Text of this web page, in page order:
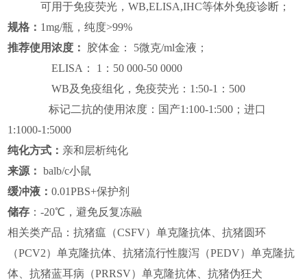
可用于免疫荧光，WB,ELISA,IHC等体外免疫诊断 ；
规格： 1mg/瓶 ，纯度>99%
推荐使用浓度 ： 胶体金：
5微克/ml金液；
ELISA ：
1：50 000-50 0000
WB及免疫组化，免疫荧光：1:50-1：500
标记二抗的使用浓度：国产1:100-1:500；进口
1:1000-1:5000
纯化方式： 亲和层析纯化
来源： balb/c小鼠
缓冲液：0.01PBS+保护剂
储存 ：-20℃，避免反复冻融
相关类产品：抗猪瘟（CSFV）单克隆抗体、抗猪圆环
（PCV2）单克隆抗体、抗猪流行性腹泻（PEDV）单克隆抗
体、抗猪蓝耳病（PRRSV）单克隆抗体、抗猪伪狂犬